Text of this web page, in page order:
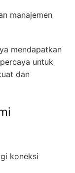
manajemen
mendapatkan
untuk
dan
koneksi